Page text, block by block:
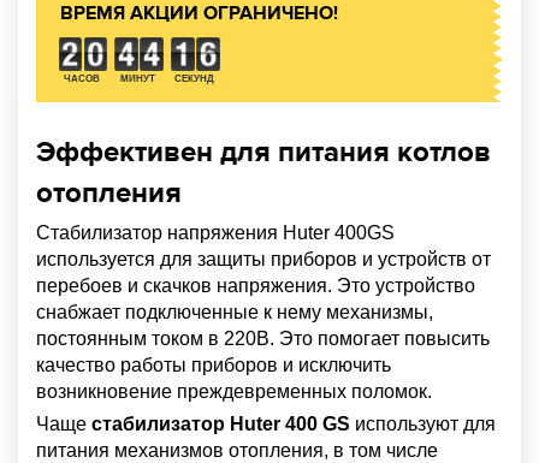
ВРЕМЯ АКЦИИ ОГРАНИЧЕНО!
ЧАСОВ МИНУТ СЕКУНД
Эффективен для питания котлов
отопления
Стабилизатор напряжения Huter 400GS
используется для защиты приборов и устройств от
перебоев и скачков напряжения. Это устройство
снабжает подключенные к нему механизмы,
постоянным током в 220В. Это помогает повысить
качество работы приборов и исключить
возникновение преждевременных поломок.
Чаще стабилизатор Huter 400 GS используют для
питания механизмов отопления, в том числе